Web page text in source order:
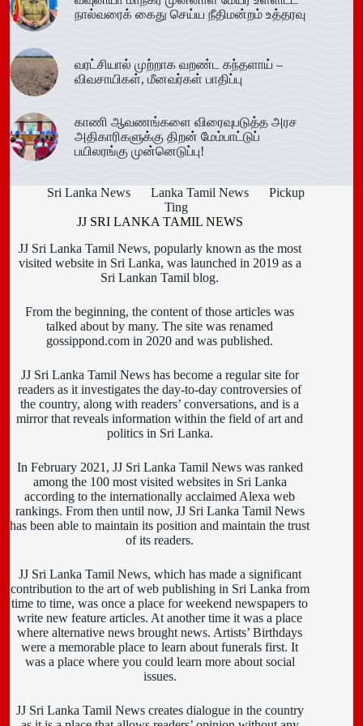
நால்வரைக் கைது செய்ய நீதிமன்றம் உத்தரவு
வரட்சியால் முற்றாக வறண்ட கந்தளாய் –
விவசாயிகள், மீனவர்கள் பாதிப்பு
காணி ஆவணங்களை விரைவுபடுத்த அரச
அதிகாரிகளுக்கு திறன் மேம்பாட்டுப்
பயிலரங்கு முன்னெடுப்பு!
Sri Lanka News Lanka Tamil News
Pickup
Ting
JJ SRI LANKA TAMIL NEWS
JJ Sri Lanka Tamil News, popularly known as the most
visited website in Sri Lanka, was launched in 2019 as a
Sri Lankan Tamil blog.
From the beginning, the content of those articles was
talked about by many. The site was renamed
gossippond.com in 2020 and was published.
JJ Sri Lanka Tamil News has become a regular site for
readers as it investigates the day-to-day controversies of
the country, along with readers’ conversations, and is a
mirror that reveals information within the field of art and
politics in Sri Lanka.
In February 2021, JJ Sri Lanka Tamil News was ranked
among the 100 most visited websites in Sri Lanka
according to the internationally acclaimed Alexa web
rankings. From then until now, JJ Sri Lanka Tamil News
has been able to maintain its position and maintain the trust
of its readers.
JJ Sri Lanka Tamil News, which has made a significant
contribution to the art of web publishing in Sri Lanka from
time to time, was once a place for weekend newspapers to
write new feature articles. At another time it was a place
where alternative news brought news. Artists’ Birthdays
were a memorable place to learn about funerals first. It
was a place where you could learn more about social
issues.
JJ Sri Lanka Tamil News creates dialogue in the country